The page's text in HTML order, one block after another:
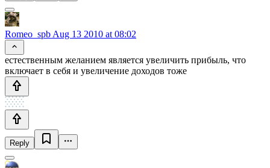
Romeo_spb Aug 13 2010 at 08:02
естественным желанием является увеличить прибыль, что
включает в себя и увеличение доходов тоже
Reply